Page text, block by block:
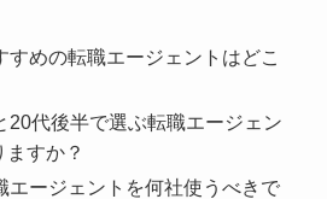
すめの転職エージェントはどこ
20代後半で選ぶ転職エージェン
ますか？
エージェントを何社使うべきで